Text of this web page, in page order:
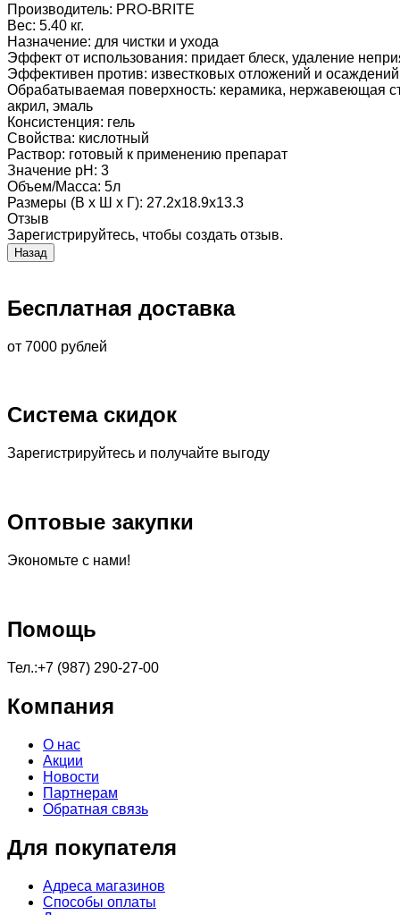
Производитель: PRO-BRITE
Вес: 5.40 кг.
Назначение: для чистки и ухода
Эффект от использования: придает блеск, удаление
Эффективен против: известковых отложений и
Обрабатываемая поверхность: керамика, нержавеющая
акрил, эмаль
Консистенция: гель
Свойства: кислотный
Раствор: готовый к применению препарат
Значение pH : 3
Объем/Масса: 5л
Размеры (В х Ш х Г): 27.2x18.9x13.3
Отзыв
Зарегистрируйтесь, чтобы создать отзыв.
Бесплатная доставка
от 7000 рублей
Система скидок
Зарегистрируйтесь и получайте выгоду
Оптовые закупки
Экономьте с нами!
Помощь
Тел.:+7 (987) 290-27-00
Компания
О нас
Акции
Новости
Партнерам
Обратная связь
Для покупателя
Адреса магазинов
Способы оплаты